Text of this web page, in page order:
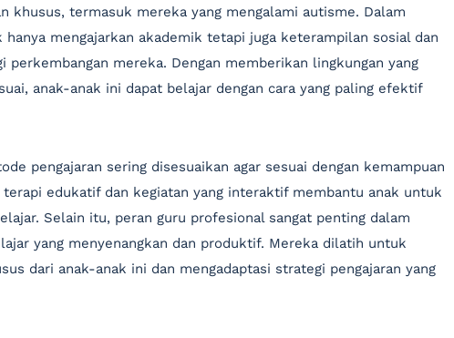
khusus, termasuk mereka yang mengalami autisme. Dalam
mengajarkan akademik tetapi juga keterampilan sosial dan
perkembangan mereka. Dengan memberikan lingkungan yang
anak-anak ini dapat belajar dengan cara yang paling efektif
pengajaran sering disesuaikan agar sesuai dengan kemampuan
terapi edukatif dan kegiatan yang interaktif membantu anak untuk
Selain itu, peran guru profesional sangat penting dalam
yang menyenangkan dan produktif. Mereka dilatih untuk
dari anak-anak ini dan mengadaptasi strategi pengajaran yang